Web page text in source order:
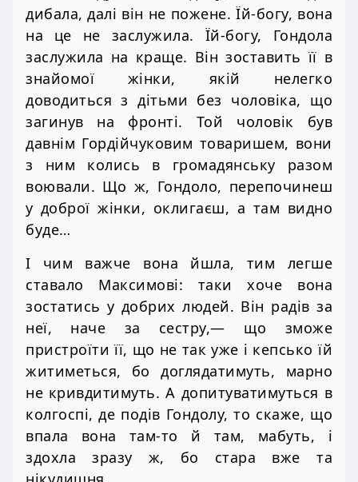
дибала, далі він не пожене. Їй-богу, вона
на це не заслужила. Їй-богу, Гондола
заслужила на краще. Він зоставить її в
знайомої жінки, якій нелегко
доводиться з дітьми без чоловіка, що
загинув на фронті. Той чоловік був
давнім Гордійчуковим товаришем, вони
з ним колись в громадянську разом
воювали. Що ж, Гондоло, перепочинеш
у доброї жінки, оклигаєш, а там видно
буде…
І чим важче вона йшла, тим легше
ставало Максимові: таки хоче вона
зостатись у добрих людей. Він радів за
неї, наче за сестру,— що зможе
пристроїти її, що не так уже і кепсько їй
житиметься, бо доглядатимуть, марно
не кривдитимуть. А допитуватимуться в
колгоспі, де подів Гондолу, то скаже, що
впала вона там-то й там, мабуть, і
здохла зразу ж, бо стара вже та